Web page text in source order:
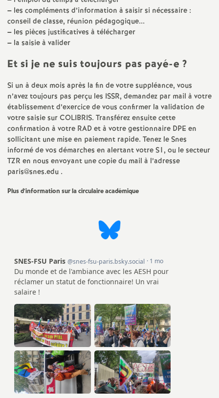
r
s
– les compléments d’information à saisir si nécessaire :
conseil de classe, réunion pédagogique...
– les pièces justificatives à télécharger
– la saisie à valider
Et si je ne suis toujours pas payé-e ?
Si un à deux mois après la fin de votre suppléance, vous
n’avez toujours pas perçu les ISSR, demandez par mail à votre
établissement d’exercice de vous confirmer la validation de
votre saisie sur COLIBRIS. Transférez ensuite cette
confirmation à votre RAD et à votre gestionnaire DPE en
sollicitant une mise en paiement rapide. Tenez le Snes
informé de vos démarches en alertant votre S1, ou le secteur
TZR en nous envoyant une copie du mail à l’adresse
paris@snes.edu .
Plus d’information sur la circulaire académique